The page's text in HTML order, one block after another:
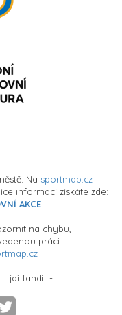
Na sportmap.cz
informací získáte zde:
AKCE
na chybu,
práci ..
jdi fandit -